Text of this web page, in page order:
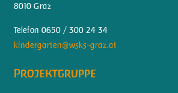
8010 Graz
Telefon 0650 / 300 24 34
kindergarten@wsks-graz.at
Projektgruppe